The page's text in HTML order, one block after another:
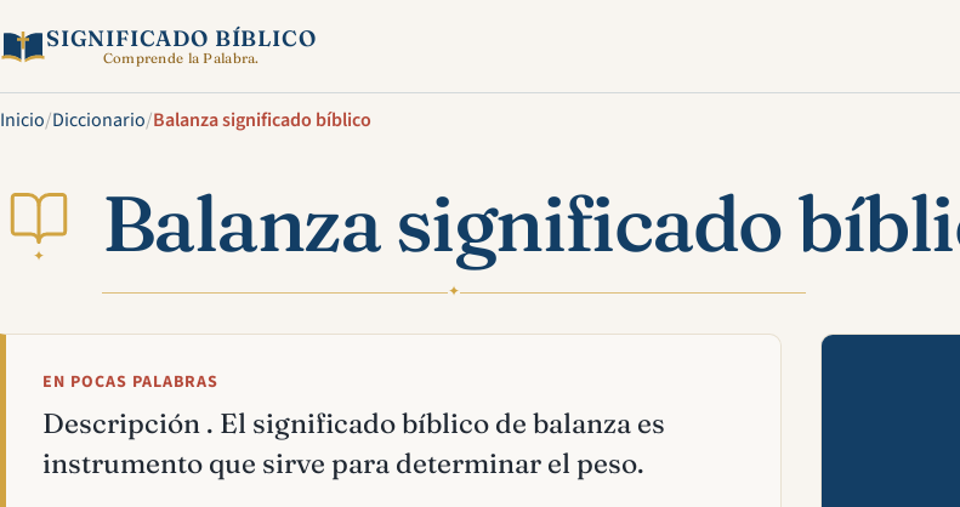
SIGNIFICADO BÍBLICO
Comprende la Palabra.
Inicio/Diccionario/Balanza significado bíblico
✦ Balanza significado
✦
EN POCAS PALABRAS
Descripción . El significado bíblico de balanza es
instrumento que sirve para determinar el peso.
Mira